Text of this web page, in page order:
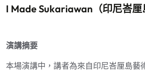
I Made Sukariawan（印尼峇厘
演講摘要
本場演講中，講者為來自印尼峇厘島藝